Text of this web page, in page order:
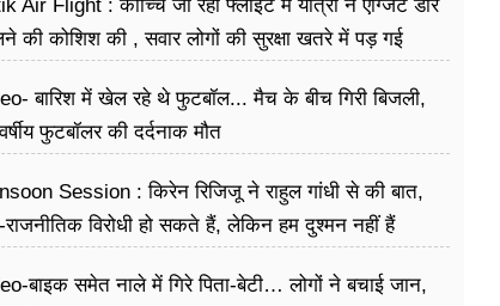
Air Flight : कोच्चि जा रही फ्लाइट में यात्री ने एग्जिट डोर
की कोशिश की , सवार लोगों की सुरक्षा खतरे में पड़ गई
बारिश में खेल रहे थे फुटबॉल... मैच के बीच गिरी बिजली,
फुटबॉलर की दर्दनाक मौत
Session : किरेन रिजिजू ने राहुल गांधी से की बात,
राजनीतिक विरोधी हो सकते हैं, लेकिन हम दुश्मन नहीं हैं
बाइक समेत नाले में गिरे पिता-बेटी… लोगों ने बचाई जान,